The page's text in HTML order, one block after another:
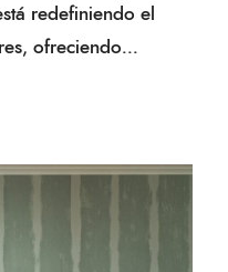
redefiniendo el
ofreciendo...